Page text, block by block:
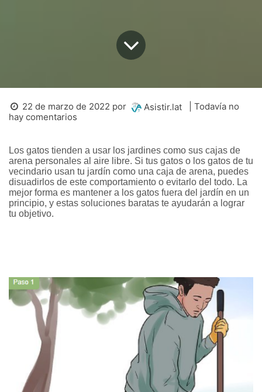
22 de marzo de 2022 por Asistir.lat
| Todavía no
hay comentarios
Los gatos tienden a usar los jardines como sus cajas de
arena personales al aire libre. Si tus gatos o los gatos de tu
vecindario usan tu jardín como una caja de arena, puedes
disuadirlos de este comportamiento o evitarlo del todo. La
mejor forma es mantener a los gatos fuera del jardín en un
principio, y estas soluciones baratas te ayudarán a lograr
tu objetivo.